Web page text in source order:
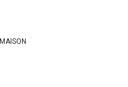
MAISON